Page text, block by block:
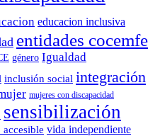
educacion inclusiva
entidades cocemfe
género Igualdad
inclusión social integración
mujeres con discapacidad
sensibilización
vida independiente